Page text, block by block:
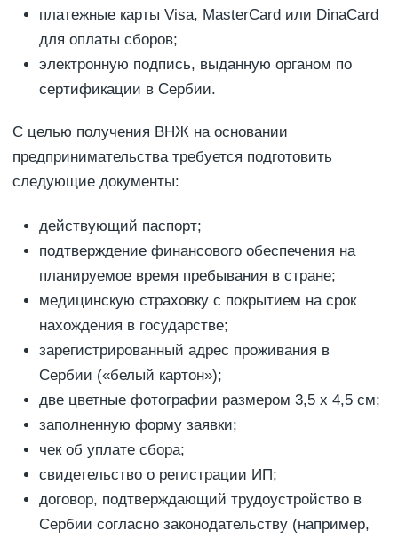
платежные карты Visa, MasterCard или DinaCard
для оплаты сборов;
электронную подпись, выданную органом по
сертификации в Сербии.
С целью получения ВНЖ на основании
предпринимательства требуется подготовить
следующие документы:
действующий паспорт;
подтверждение финансового обеспечения на
планируемое время пребывания в стране;
медицинскую страховку с покрытием на срок
нахождения в государстве;
зарегистрированный адрес проживания в
Сербии («белый картон»);
две цветные фотографии размером 3,5 х 4,5 см;
заполненную форму заявки;
чек об уплате сбора;
свидетельство о регистрации ИП;
договор, подтверждающий трудоустройство в
Сербии согласно законодательству (например,